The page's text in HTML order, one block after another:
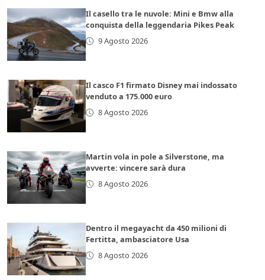
Il casello tra le nuvole: Mini e Bmw alla
conquista della leggendaria Pikes Peak
9 Agosto 2026
Il casco F1 firmato Disney mai indossato
venduto a 175.000 euro
8 Agosto 2026
Martin vola in pole a Silverstone, ma
avverte: vincere sarà dura
8 Agosto 2026
Dentro il megayacht da 450 milioni di
Fertitta, ambasciatore Usa
8 Agosto 2026